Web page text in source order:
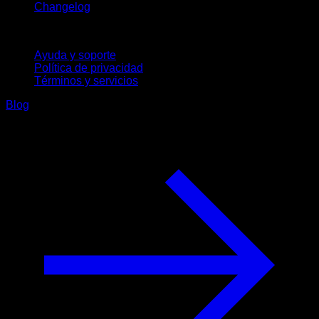
Changelog
Ayuda y soporte
Política de privacidad
Términos y servicios
Blog